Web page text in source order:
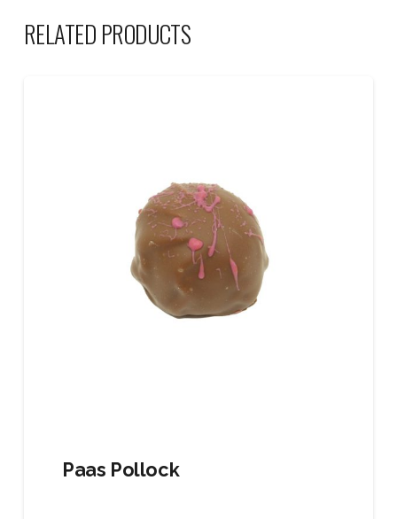
RELATED PRODUCTS
Paas Pollock